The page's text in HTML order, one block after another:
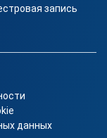
запись
данных